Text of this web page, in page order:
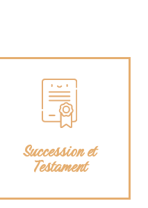
Succession et
Testament
Succession et
Testament